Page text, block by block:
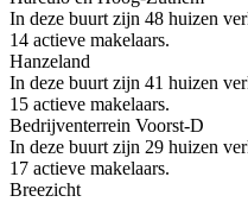
In deze buurt zijn 48 huizen
14 actieve makelaars.
Hanzeland
In deze buurt zijn 41 huizen
15 actieve makelaars.
Bedrijventerrein Voorst-D
In deze buurt zijn 29 huizen
17 actieve makelaars.
Breezicht